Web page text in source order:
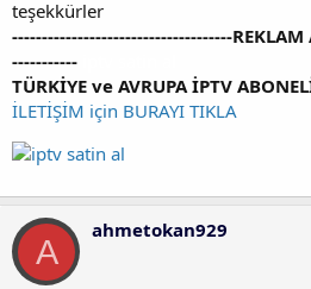
teşekkürler
-------------------------------------
-----------
TÜRKİYE ve AVRUPA İPTV
İLETİŞİM için BURAYI TIKLA
A
ahmetokan929